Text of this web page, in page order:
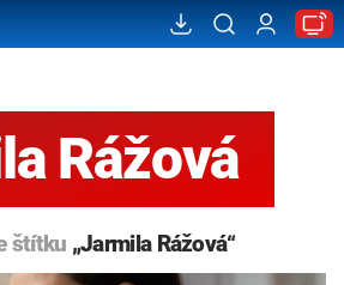
Rážová
štítku „Jarmila Rážová“